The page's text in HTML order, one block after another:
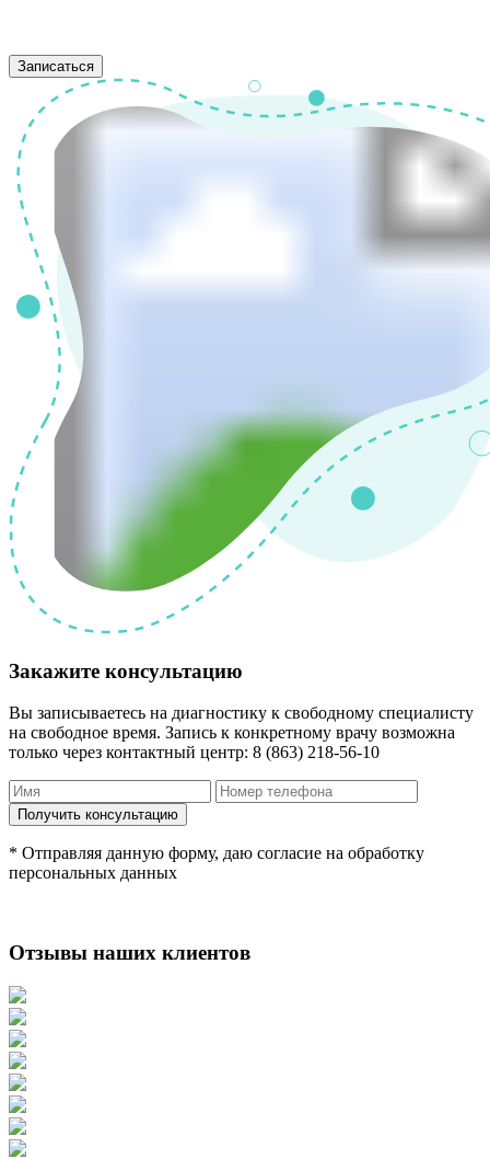
Записаться
Закажите консультацию
Вы записываетесь на диагностику к свободному специалисту
на свободное время. Запись к конкретному врачу возможна
только через контактный центр: 8 (863) 218-56-10
* Отправляя данную форму, даю согласие на обработку
персональных данных
Отзывы наших клиентов